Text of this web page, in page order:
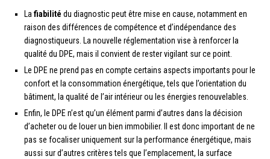
La fiabilité du diagnostic peut être mise en cause, notamment en
raison des différences de compétence et d’indépendance des
diagnostiqueurs. La nouvelle réglementation vise à renforcer la
qualité du DPE, mais il convient de rester vigilant sur ce point.
Le DPE ne prend pas en compte certains aspects importants pour le
confort et la consommation énergétique, tels que l’orientation du
bâtiment, la qualité de l’air intérieur ou les énergies renouvelables.
Enfin, le DPE n’est qu’un élément parmi d’autres dans la décision
d’acheter ou de louer un bien immobilier. Il est donc important de ne
pas se focaliser uniquement sur la performance énergétique, mais
aussi sur d’autres critères tels que l’emplacement, la surface